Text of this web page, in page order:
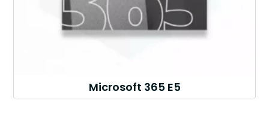
Microsoft 365 E5